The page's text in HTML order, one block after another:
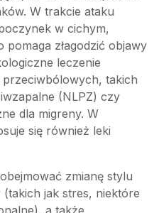
W trakcie ataku
w cichym,
złagodzić objawy
leczenie
takich
(NLPZ) czy
dla migreny. W
się również leki
zmianę stylu
jak stres, niektóre